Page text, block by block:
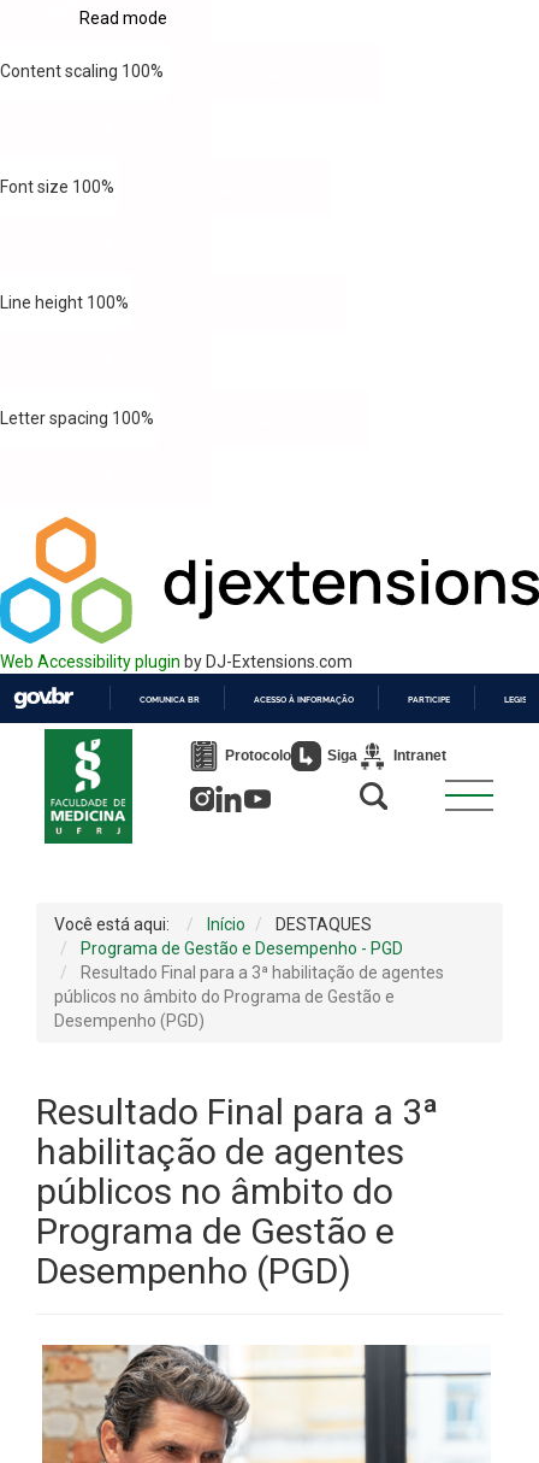
Read mode
Content scaling 100%
Font size 100%
Line height 100%
Letter spacing 100%
Web Accessibility plugin by DJ-Extensions.com
PARA
COMUNICA BR ACESSO À INFORMAÇÃO PARTICIPE
Protocolo Siga Intranet
Você está aqui: Início
DESTAQUES
Programa de Gestão e Desempenho - PGD
Resultado Final para a 3ª habilitação de agentes
públicos no âmbito do Programa de Gestão e
Desempenho (PGD)
Resultado Final para a 3ª
habilitação de agentes
públicos no âmbito do
Programa de Gestão e
Desempenho (PGD)